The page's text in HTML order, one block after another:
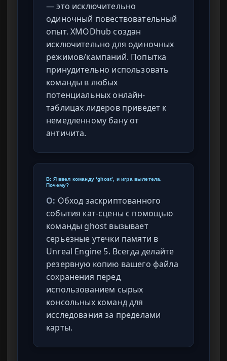
— это исключительно
одиночный повествовательный
опыт. XMODhub создан
исключительно для одиночных
режимов/кампаний. Попытка
принудительно использовать
команды в любых
потенциальных онлайн-
таблицах лидеров приведет к
немедленному бану от
античита.
В: Я ввел команду ‘ghost’, и игра вылетела.
Почему?
О: Обход заскриптованного
события кат-сцены с помощью
команды ghost вызывает
серьезные утечки памяти в
Unreal Engine 5. Всегда делайте
резервную копию вашего файла
сохранения перед
использованием сырых
консольных команд для
исследования за пределами
карты.